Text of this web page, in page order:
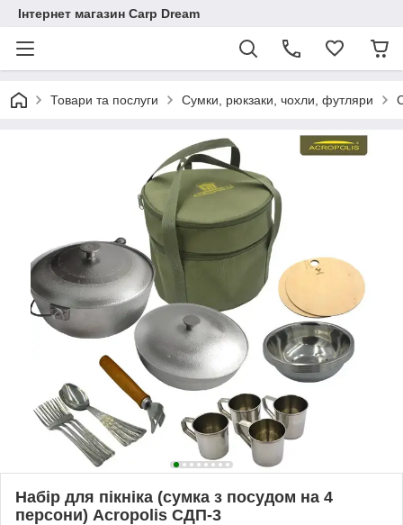
Інтернет магазин Carp Dream
Товари та послуги Сумки, рюкзаки, чохли, футляри
Набір для пікніка (сумка з посудом на 4
персони) Acropolis СДП-3